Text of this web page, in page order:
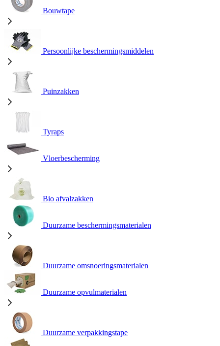
Bouwtape
Persoonlijke beschermingsmiddelen
Puinzakken
Tyraps
Vloerbescherming
Bio afvalzakken
Duurzame beschermingsmaterialen
Duurzame omsnoeringsmaterialen
Duurzame opvulmaterialen
Duurzame verpakkingstape